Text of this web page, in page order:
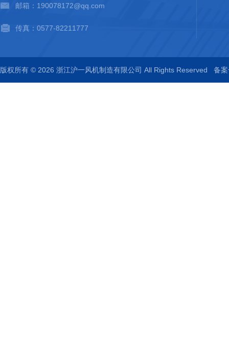
邮箱：190078172@qq.com
传真：0577-82211777
版权所有 © 2026 浙江沪一风机制造有限公司 All Rights Reserved 备